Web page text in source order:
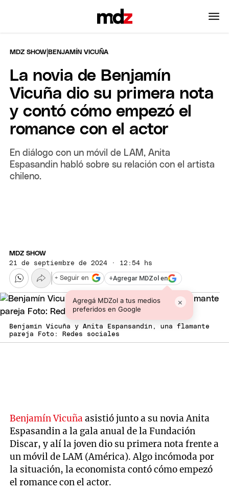
MDZ SHOW |BENJAMÍN VICUÑA
La novia de Benjamín
Vicuña dio su primera nota
y contó cómo empezó el
romance con el actor
En diálogo con un móvil de LAM, Anita
Espasandin habló sobre su relación con el artista
chileno.
MDZ SHOW
21 de septiembre de 2024 · 12:54 hs
+Agregar MDZol en
Agregá MDZol a tus medios
preferidos en Google
×
+ Seguir en
Benjamín Vicuña y Anita Espansandín, una flamante
pareja Foto: Redes sociales
Benjamín Vicuña asistió junto a su novia Anita
Espasandin a la gala anual de la Fundación
Discar, y alí la joven dio su primera nota frente a
un móvil de LAM (América). Algo incómoda por
la situación, la economista contó cómo empezó
el romance con el actor.